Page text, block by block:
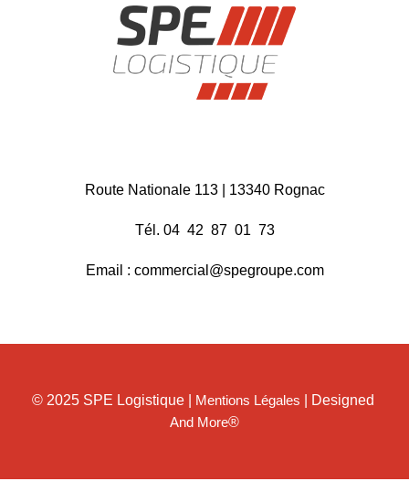
Route Nationale 113 | 13340 Rognac
Tél. 04 42 87 01 73
Email : commercial@spegroupe.com
© 2025 SPE Logistique | Mentions Légales | Designed
And More®